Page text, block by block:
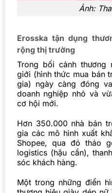
Ảnh:
Erosska tận dụng
rộng thị trường
Trong bối cảnh thương
giới (hình thức mua bán
gia) ngày càng đóng
doanh nghiệp nhỏ và
cơ hội mới.
Hơn 350.000 nhà bán
gia các mô hình xuất
Shopee, qua đó tháo
logistics (hậu cần),
sóc khách hàng.
Một trong những điển